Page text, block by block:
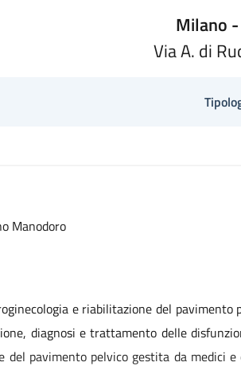
Milano -
Via A. di
Manodoro
e riabilitazione del pavimento
diagnosi e trattamento delle
del pavimento pelvico gestita da